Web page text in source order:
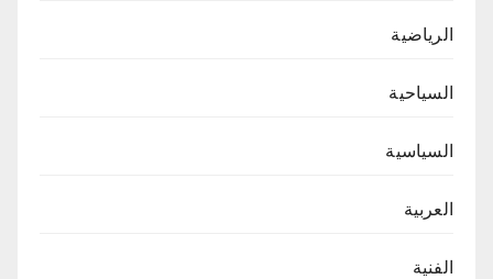
الرياضية
السياحية
السياسية
العربية
الفنية